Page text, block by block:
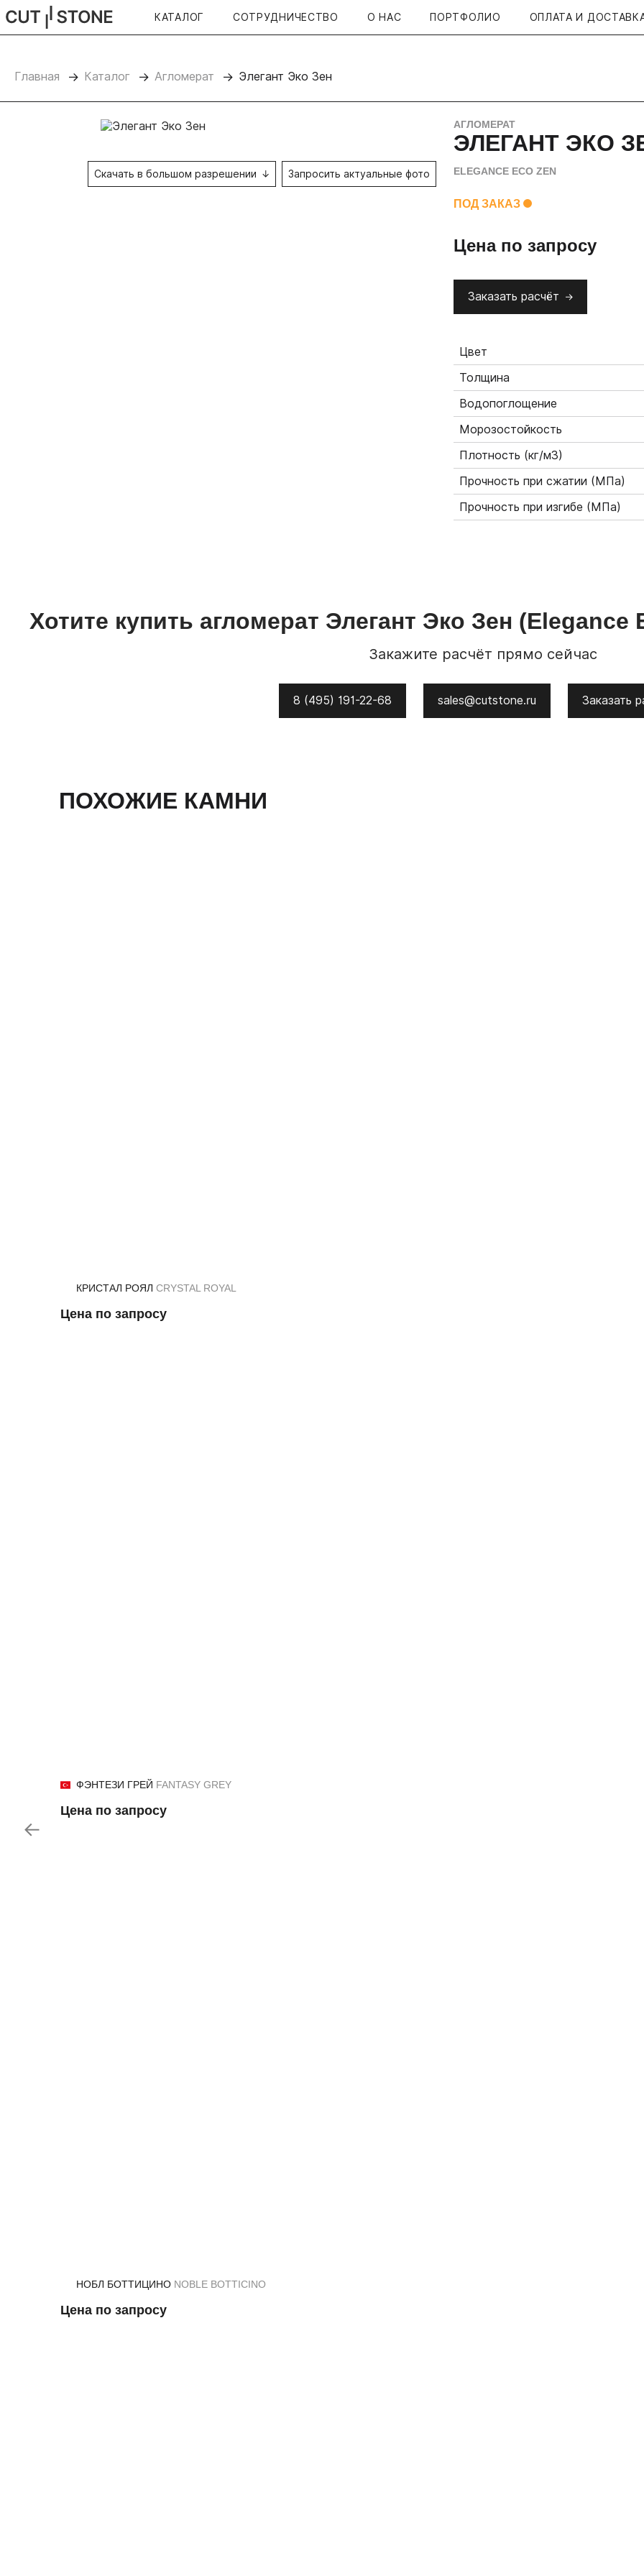
CUTSTONE КАТАЛОГ СОТРУДНИЧЕСТВО О НАС ПОРТФОЛИО ОПЛАТА И
Главная Каталог Агломерат Элегант Эко Зен
Скачать в большом разрешении Запросить актуальные фото
АГЛОМЕРАТ
ЭЛЕГАНТ ЭКО
ELEGANCE ECO ZEN
ПОД ЗАКАЗ
Цена по запросу
Заказать расчёт
Цвет
Толщина
Водопоглощение
Морозостойкость
Плотность (кг/м3)
Прочность при сжатии (МПа)
Прочность при изгибе (МПа)
Хотите купить агломерат Элегант Эко Зен (Elegance
Закажите расчёт прямо сейчас
8 (495) 191-22-68 sales@cutstone.ru Заказать
ПОХОЖИЕ КАМНИ
Назад
КРИСТАЛ РОЯЛ CRYSTAL ROYAL
Цена по запросу
ФЭНТЕЗИ ГРЕЙ FANTASY GREY
Цена по запросу
НОБЛ БОТТИЦИНО NOBLE BOTTICINO
Цена по запросу